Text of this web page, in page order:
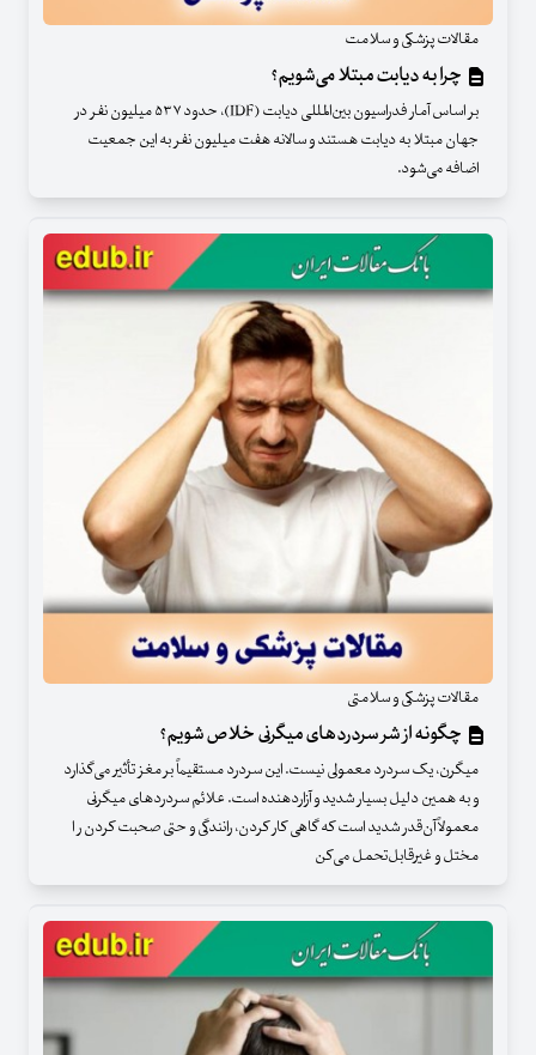
مقالات پزشکی و سلامت
چرا به دیابت مبتلا می‌شویم؟
بر اساس آمار فدراسیون بین‌المللی دیابت (IDF)، حدود ۵۳۷ میلیون نفر در
جهان مبتلا به دیابت‌ هستند و سالانه هفت میلیون نفر به این جمعیت
اضافه می‌شود.
مقالات پزشکی و سلامتی
چگونه از شر سردردهای میگرنی خلاص شویم؟
میگرن، یک سردرد معمولی نیست. این سردرد مستقیماً بر مغز تأثیر می‌گذارد
و به همین دلیل بسیار شدید و آزاردهنده است. علائم سردردهای میگرنی
معمولاً آن‌قدر شدید است که گاهی کار کردن، رانندگی و حتی صحبت کردن ر ا
مختل و غیرقابل‌تحمل می‌کن